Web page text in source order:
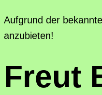
Aufgrund der
anzubieten!
Freut